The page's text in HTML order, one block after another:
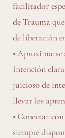
facilitador
de Trauma
de liberación
•
Intención
juicioso de
llevar los
• Conectar
siempre